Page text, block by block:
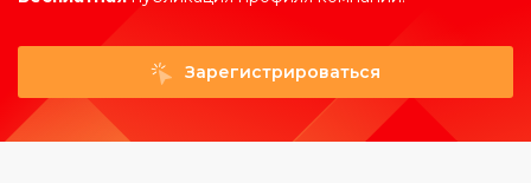
Зарегистрироваться